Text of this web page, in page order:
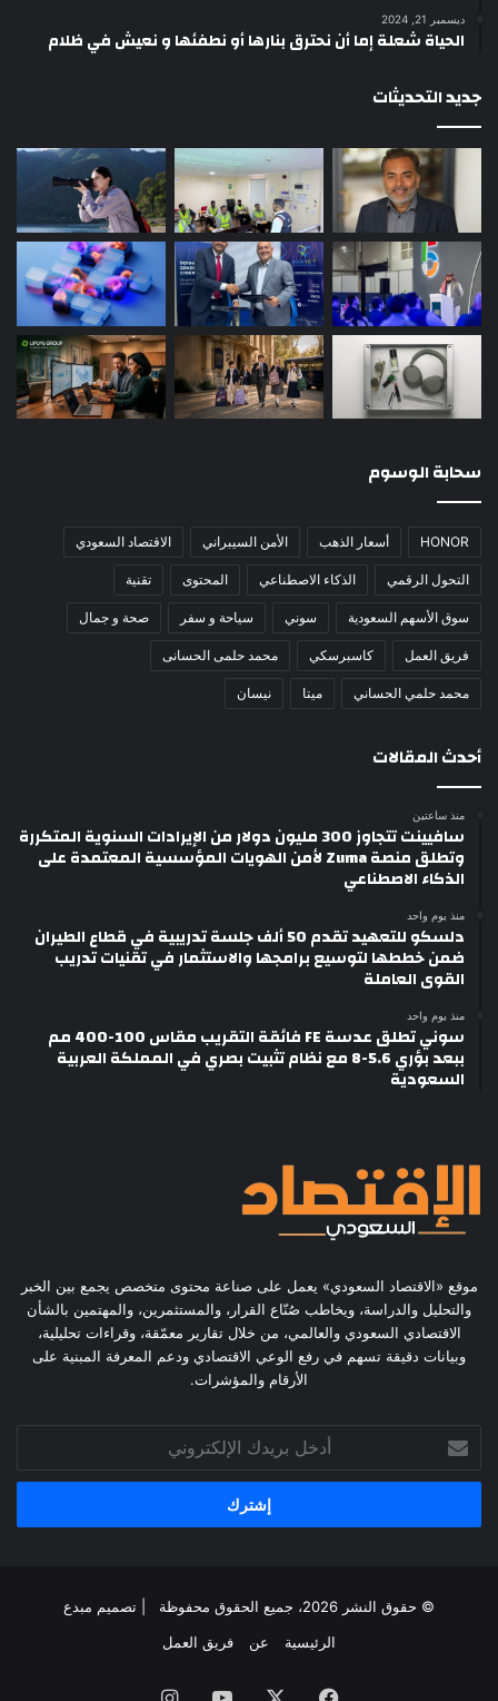
ديسمبر 21, 2024
الحياة شعلة إما أن نحترق بنارها أو نطفئها و نعيش في ظلام
جديد التحديثات
سحابة الوسوم
HONOR أسعار الذهب الأمن السيبراني الاقتصاد السعودي
التحول الرقمي الذكاء الاصطناعي المحتوى تقنية
سوق الأسهم السعودية سوني سياحة و سفر صحة و جمال
فريق العمل كاسبرسكي محمد حلمى الحسانى
محمد حلمي الحساني ميتا نيسان
أحدث المقالات
منذ ساعتين
سافيينت تتجاوز 300 مليون دولار من الإيرادات السنوية المتكررة
وتطلق منصة Zuma لأمن الهويات المؤسسية المعتمدة على
الذكاء الاصطناعي
منذ يوم واحد
دلسكو للتعهيد تقدم 50 ألف جلسة تدريبية في قطاع الطيران
ضمن خططها لتوسيع برامجها والاستثمار في تقنيات تدريب
القوى العاملة
منذ يوم واحد
سوني تطلق عدسة FE فائقة التقريب مقاس 100-400 مم
ببعد بؤري 5.6-8 مع نظام تثبيت بصري في المملكة العربية
السعودية
موقع «الاقتصاد السعودي» يعمل على صناعة محتوى متخصص يجمع بين الخبر
والتحليل والدراسة، ويخاطب صُنّاع القرار، والمستثمرين، والمهتمين بالشأن
الاقتصادي السعودي والعالمي، من خلال تقارير معمّقة، وقراءات تحليلية،
وبيانات دقيقة تسهم في رفع الوعي الاقتصادي ودعم المعرفة المبنية على
الأرقام والمؤشرات.
بريدك
الإلكتروني
© حقوق النشر 2026، جميع الحقوق محفوظة | تصميم
مبدع
الرئيسية
عن فريق العمل